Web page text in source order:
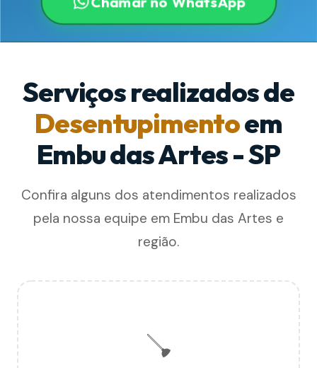
Serviços realizados de
Desentupimentoem
Embu das Artes - SP
Confira alguns dos atendimentos realizados
pela nossa equipe em Embu das Artes e
região.
🪠